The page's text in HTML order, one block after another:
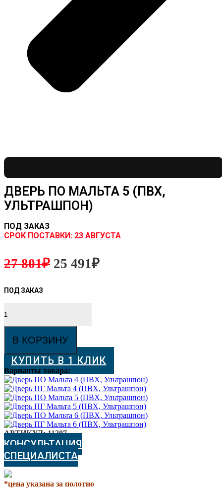
ДВЕРЬ ПО МАЛЬТА 5 (ПВХ,
УЛЬТРАШПОН)
ПОД ЗАКАЗ
CРОК ПОСТАВКИ: 23 АВГУСТА
27 801₽ 25 491₽
товара
Дверь
Мальта
(ПВХ,
Ультрашпон)
В КОРЗИНУ
КУПИТЬ В 1 КЛИК
Варианты товара:
АРТИКУЛ:11207
КОНСУЛЬТАЦИЯ
СПЕЦИАЛИСТА
*цена указана за полотно